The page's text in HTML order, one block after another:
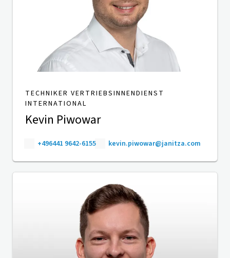
TECHNIKER VERTRIEBSINNENDIENST
INTERNATIONAL
Kevin Piwowar
+496441 9642-6155 kevin.piwowar@janitza.com